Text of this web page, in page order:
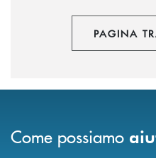
PAGINA
Come possiamo